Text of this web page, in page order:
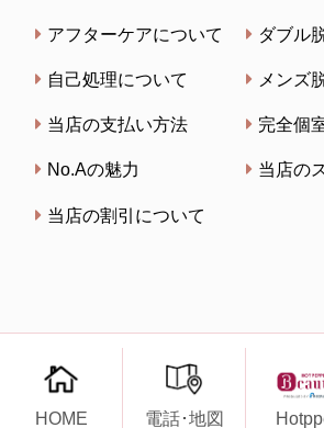
アフターケアについて ダブル
自己処理について メンズ
当店の支払い方法 完全個
No.Aの魅力 当店の
当店の割引について
Copyright
脱毛サロンNo.A（ナン
reserved.
HOME 電話･地図